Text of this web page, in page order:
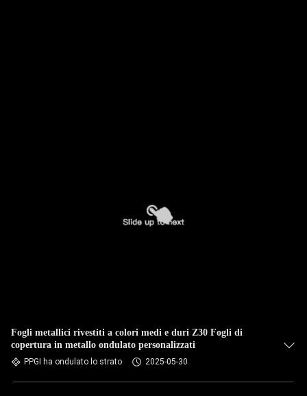
Fogli metallici rivestiti a colori medi e duri Z30 Fogli di
copertura in metallo ondulato personalizzati
PPGI ha ondulato lo strato 2025-05-30